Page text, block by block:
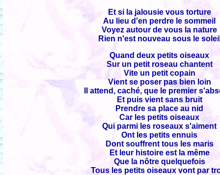
Et si la jalousie vous torture
Au lieu d'en perdre le sommeil
Voyez autour de vous la nature
Rien n'est nouveau sous le
Quand deux petits oiseaux
Sur un petit roseau chantent
Vite un petit copain
Vient se poser pas bien loin
Il attend, caché, que le premier
Et puis vient sans bruit
Prendre sa place au nid
Car les petits oiseaux
Qui parmi les roseaux s'aiment
Ont les petits ennuis
Dont souffrent tous les maris
Et leur histoire est la même
Que la nôtre quelquefois
Tous les petits oiseaux vont par